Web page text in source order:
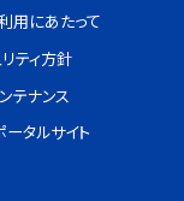
用にあたって
ティ方針
テナンス
タルサイト